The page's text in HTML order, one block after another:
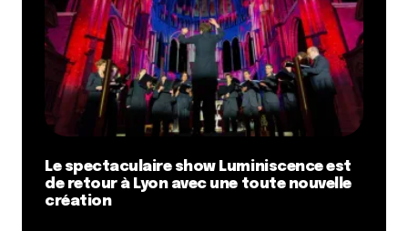
Le spectaculaire show Luminiscence est
de retour à Lyon avec une toute nouvelle
création